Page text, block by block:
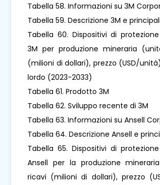
Tabella 58. Informazioni su 3M
Tabella 59. Descrizione 3M e
Tabella 60. Dispositivi di
3M per produzione mineraria
(milioni di dollari), prezzo (USD/
lordo (2023-2033)
Tabella 61. Prodotto 3M
Tabella 62. Sviluppo recente di 3M
Tabella 63. Informazioni su Ansell
Tabella 64. Descrizione Ansell e
Tabella 65. Dispositivi di
Ansell per la produzione
ricavi (milioni di dollari), prezzo